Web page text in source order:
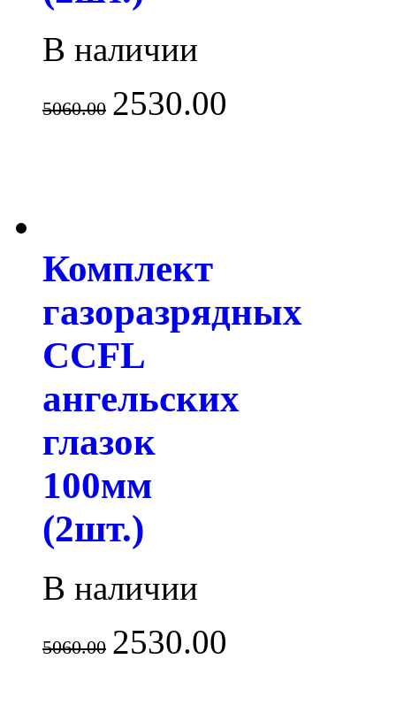
В наличии
5060.00 2530.00
Комплект
газоразрядных
CCFL
ангельских
глазок
100мм
(2шт.)
В наличии
5060.00 2530.00